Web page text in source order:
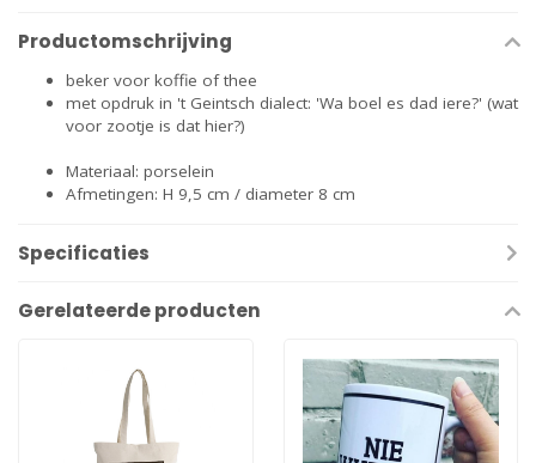
Productomschrijving
beker voor koffie of thee
met opdruk in 't Geintsch dialect: 'Wa boel es dad iere?' (wat
voor zootje is dat hier?)
Materiaal: porselein
Afmetingen: H 9,5 cm / diameter 8 cm
Specificaties
Gerelateerde producten